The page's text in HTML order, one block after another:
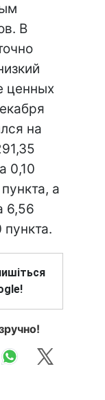
В
ценных
на
0,10
а
6,56